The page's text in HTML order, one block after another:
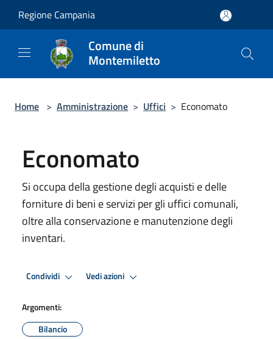
Regione Campania
Comune di
Montemiletto
Home > Amministrazione > Uffici > Economato
Economato
Si occupa della gestione degli acquisti e delle
forniture di beni e servizi per gli uffici comunali,
oltre alla conservazione e manutenzione degli
inventari.
Condividi Vedi azioni
Argomenti:
Bilancio